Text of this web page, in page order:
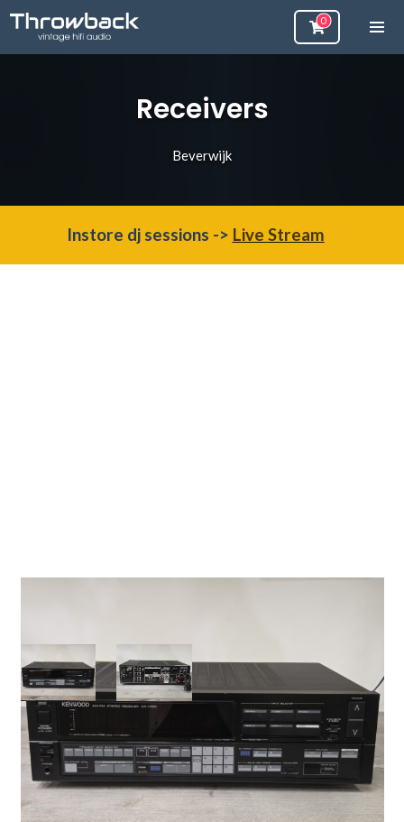
Receivers
Beverwijk
Instore dj sessions -> Live Stream
KR-V75R AM-FM
Stereo Tuner
Amplifier 72S10192
Kenwood